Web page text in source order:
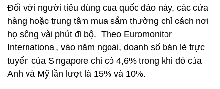
Đối với người tiêu dùng của quốc đảo này, các cửa
hàng hoặc trung tâm mua sắm thường chỉ cách nơi
họ sống vài phút đi bộ. Theo Euromonitor
International, vào năm ngoái, doanh số bán lẻ trực
tuyến của Singapore chỉ có 4,6% trong khi đó của
Anh và Mỹ lần lượt là 15% và 10%.